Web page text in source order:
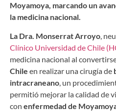
Moyamoya, marcando un
la medicina nacional.
La Dra. Monserrat Arroyo ,
Clínico Universidad de Chile
medicina nacional al
Chile en realizar una cirugía de
intracraneano , un
permitió mejorar la calidad de
con enfermedad de